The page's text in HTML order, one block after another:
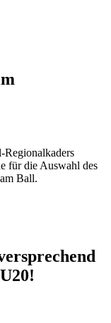
für die Auswahl des
Ball.